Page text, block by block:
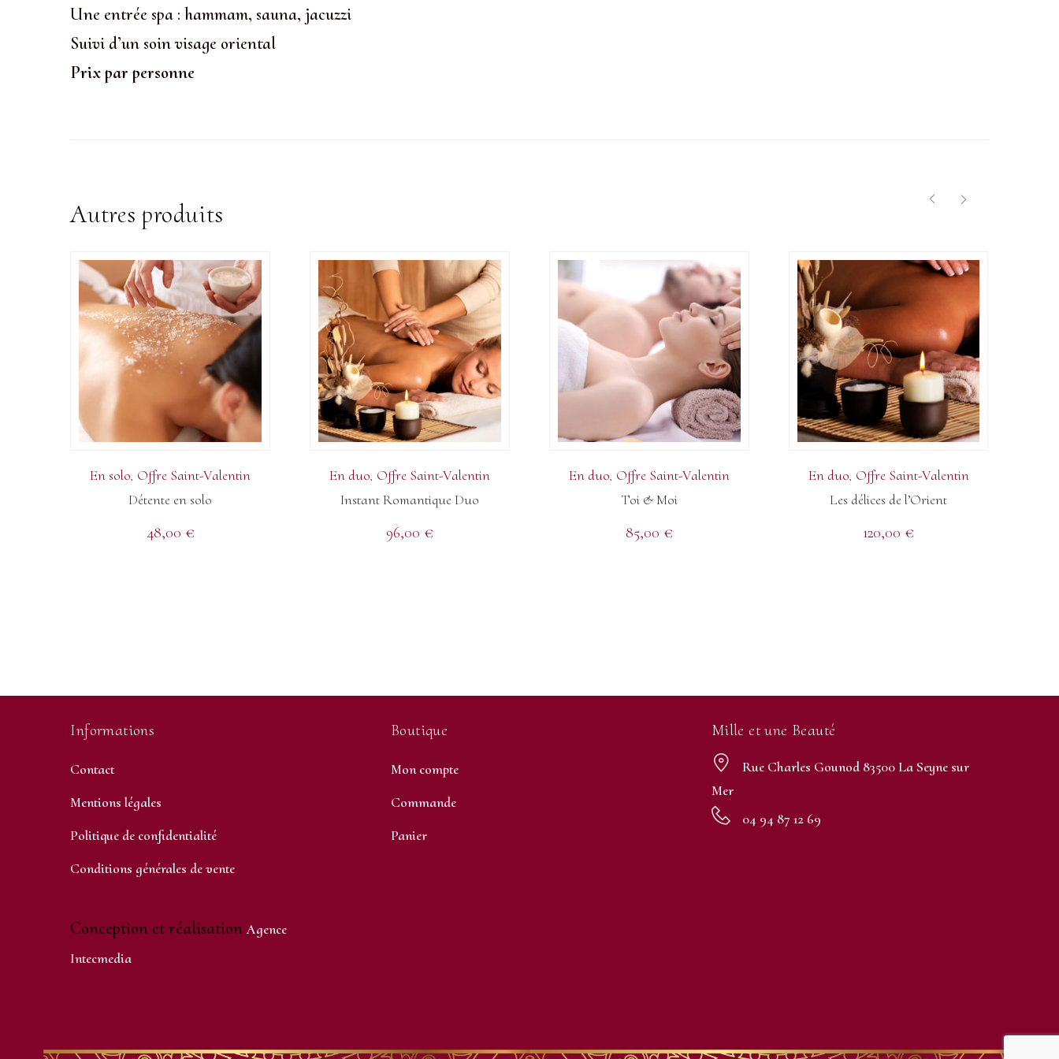
Une entrée spa : hammam, sauna, jacuzzi
Suivi d’un soin visage oriental
Prix par personne
Autres produits
En solo Offre Saint-Valentin
Détente en solo
48,00 €
En duo Offre Saint-Valentin
Instant Romantique Duo
96,00 €
En duo Offre Saint-Valentin
Toi & Moi
85,00 €
En duo Offre Saint-Valentin
Les délices de l’Orient
120,00 €
Informations
Contact
Mentions légales
Politique de confidentialité
Conditions générales de vente
Boutique
Mon compte
Commande
Panier
Mille et une Beauté
Rue Charles Gounod 83500 La Seyne sur
Mer
04 94 87 12 69
Conception et réalisationAgence
Intecmedia